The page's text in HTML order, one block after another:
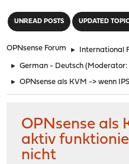
UNREAD POSTS UPDATED
OPNsense Forum ► International
► German - Deutsch (Moderator:
► OPNsense als KVM -> wenn
OPNsense als
aktiv
nicht